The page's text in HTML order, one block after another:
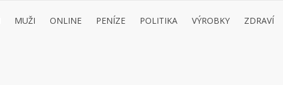
MUŽI ONLINE PENÍZE POLITIKA VÝROBKY ZDRAVÍ